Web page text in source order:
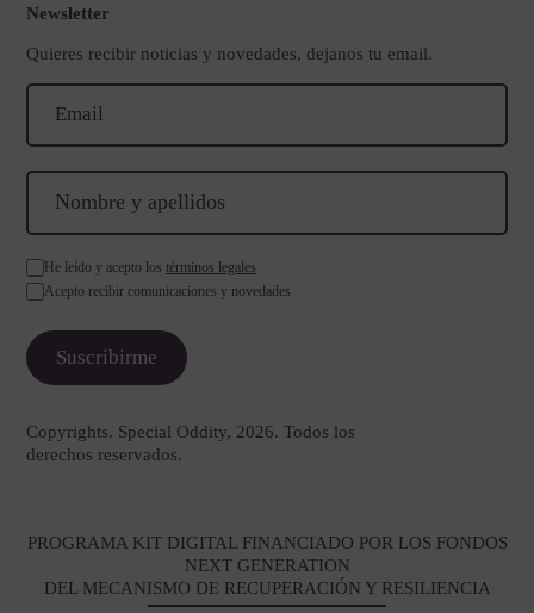
Newsletter
Quieres recibir noticias y novedades, dejanos tu email.
He leído y acepto los términos legales
Acepto recibir comunicaciones y novedades
Copyrights. Special Oddity, 2026. Todos los
derechos reservados.
PROGRAMA KIT DIGITAL FINANCIADO POR LOS FONDOS
NEXT GENERATION
DEL MECANISMO DE RECUPERACIÓN Y RESILIENCIA